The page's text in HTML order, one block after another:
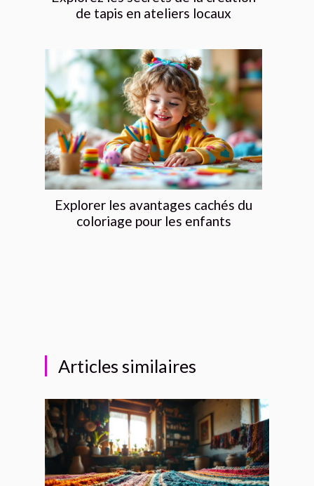
de tapis en ateliers locaux
Explorer les avantages cachés du
coloriage pour les enfants
Articles similaires